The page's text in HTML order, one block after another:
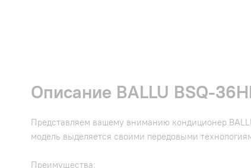
Описание BALLU BSQ-
Представляем вашему вниманию кондиционер
модель выделяется своими передовыми
Преимущества: